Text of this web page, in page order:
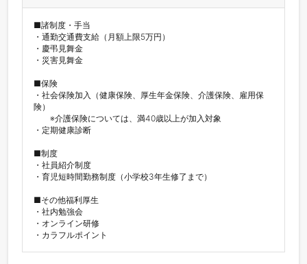
■諸制度・手当
・通勤交通費支給（月額上限5万円）
・慶弔見舞金
・災害見舞金
■保険
・社会保険加入（健康保険、厚生年金保険、介護保険、雇用保
険）
※介護保険については、満40歳以上が加入対象
・定期健康診断
■制度
・社員紹介制度
・育児短時間勤務制度（小学校3年生修了まで）
■その他福利厚生
・社内勉強会
・オンライン研修